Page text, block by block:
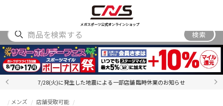
メガスポーツ公式オンラインショップ
ACCESSORY
検索
7/28(火)に発生した地震による一部店舗 臨時休業のお知らせ
メンズ 店舗受取可能